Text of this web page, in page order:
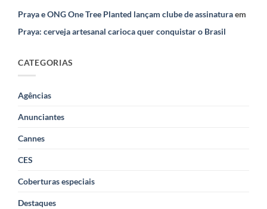
Praya e ONG One Tree Planted lançam clube de assinaturaem
Praya: cerveja artesanal carioca quer conquistar o Brasil
CATEGORIAS
Agências
Anunciantes
Cannes
CES
Coberturas especiais
Destaques